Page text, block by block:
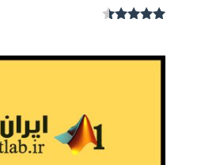
از 5